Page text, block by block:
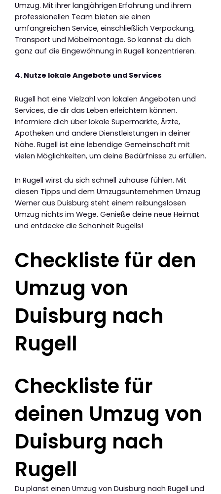
Umzug. Mit ihrer langjährigen Erfahrung und ihrem
professionellen Team bieten sie einen
umfangreichen Service, einschließlich Verpackung,
Transport und Möbelmontage. So kannst du dich
ganz auf die Eingewöhnung in Rugell konzentrieren.
4. Nutze lokale Angebote und Services
Rugell hat eine Vielzahl von lokalen Angeboten und
Services, die dir das Leben erleichtern können.
Informiere dich über lokale Supermärkte, Ärzte,
Apotheken und andere Dienstleistungen in deiner
Nähe. Rugell ist eine lebendige Gemeinschaft mit
vielen Möglichkeiten, um deine Bedürfnisse zu erfüllen.
In Rugell wirst du sich schnell zuhause fühlen. Mit
diesen Tipps und dem Umzugsunternehmen Umzug
Werner aus Duisburg steht einem reibungslosen
Umzug nichts im Wege. Genieße deine neue Heimat
und entdecke die Schönheit Rugells!
Checkliste für den
Umzug von
Duisburg nach
Rugell
Checkliste für
deinen Umzug von
Duisburg nach
Rugell
Du planst einen Umzug von Duisburg nach Rugell und